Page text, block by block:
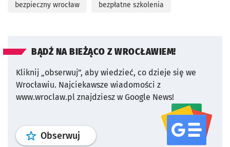
bezpieczny wrocław bezpłatne szkolenia
BĄDŹ NA BIEŻĄCO Z WROCŁAWIEM!
Kliknij „obserwuj”, aby wiedzieć, co dzieje się we
Wrocławiu. Najciekawsze wiadomości z
www.wroclaw.pl znajdziesz w Google News!
Obserwuj profil serwisu